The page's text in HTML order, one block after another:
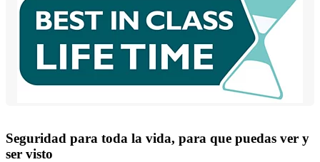
Seguridad para toda la vida, para que puedas ver y
ser visto